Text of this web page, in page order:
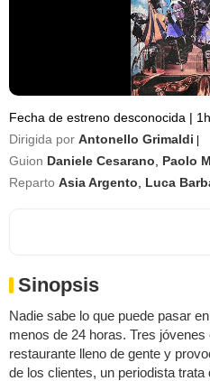
Fecha de estreno desconocida |
Dirigida por Antonello Grimaldi
Guion Daniele Cesarano
Paolo
Reparto Asia Argento Luca
Sinopsis
Nadie sabe lo que puede pasar
menos de 24 horas. Tres jóvenes
restaurante lleno de gente y
de los clientes, un periodista